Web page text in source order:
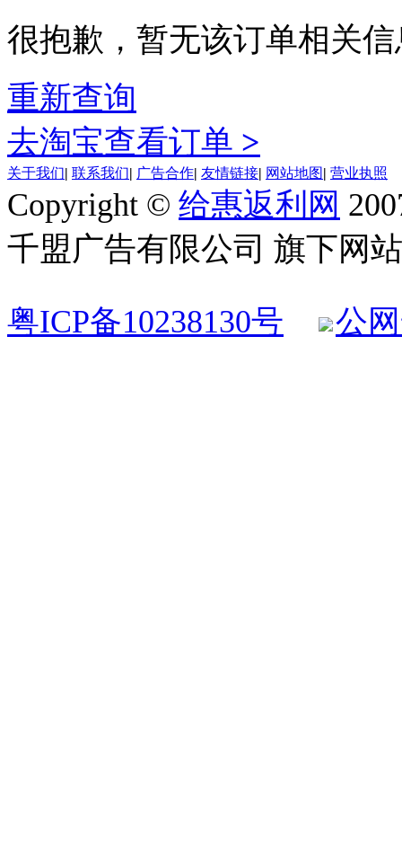
很抱歉，暂无该订单相关
重新查询
去淘宝查看订单 >
关于我们| 联系我们| 广告合作| 友情链接| 网站地图| 营业执照
Copyright © 给惠返利网
千盟广告有限公司 旗下网
粤ICP备10238130号 公